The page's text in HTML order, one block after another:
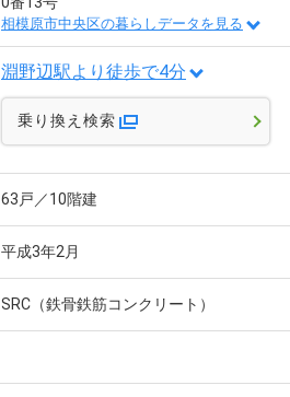
相模原市中央区の暮らしデータを見る
淵野辺駅より徒歩で4分
乗り換え検索
63戸／10階建
平成3年2月
SRC（鉄骨鉄筋コンクリート）